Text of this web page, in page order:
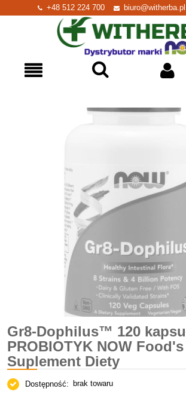
+48 512 224 700 biuro@witherba.pl
Gr8-Dophilus™ 120
PROBIOTYK NOW Food's
Suplement Diety
Dostępność: brak towaru